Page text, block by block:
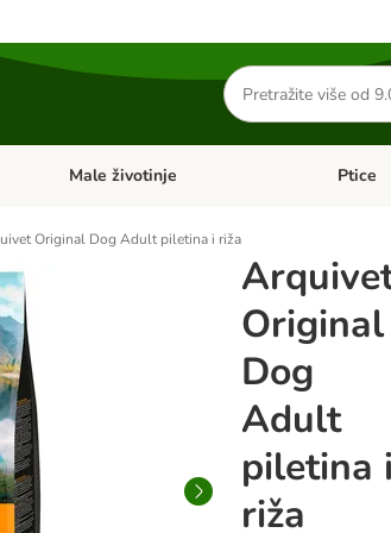
Traži
proizvode
Pregled kategorija: Mačke
Male životinje Pregled
Ptice
Original Dog Adult piletina i riža
Original
Dog
Adult
piletina i
riža